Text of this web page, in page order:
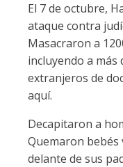
El 7 de octubre,
ataque contra
Masacraron a
incluyendo a más
extranjeros de
aquí.
Decapitaron a
Quemaron bebés
delante de sus